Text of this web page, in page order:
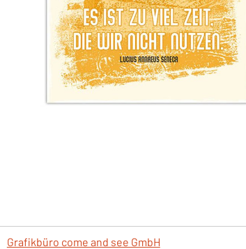
Grafikbüro come and see GmbH